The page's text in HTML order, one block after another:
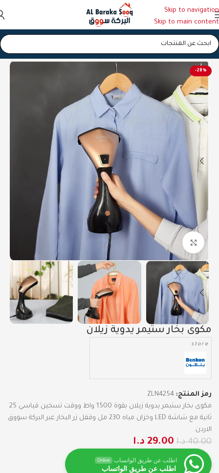
Skip to navigation
Skip to main content
الرئيسية/مكوى
-28%
Click to enlarge
مكوى بخار ستيمر يدوية زيلان
store
رمز المنتج: ZLN4254
مكوى بخار ستيمر يدوية زيلان بقوة 1500 واط ووقت تسخين قياسي 25
ثانية مع شاشة LED وخزان مياه 230 مل وقفل زر البخار عبر البركة سووق
الاردن.
40.00 د.ا 29.00 د.ا
اطلب عن طريق الواتساب Online
اطلب عن طريق الواتساب